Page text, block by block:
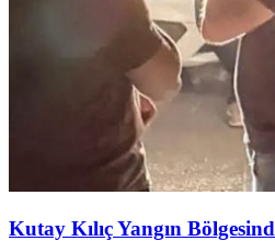
Kutay Kılıç Yangın